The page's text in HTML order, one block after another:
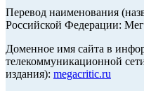
Перевод наименования
Российской Федерации:
Доменное имя сайта в
телекоммуникационной
издания): megacritic.ru